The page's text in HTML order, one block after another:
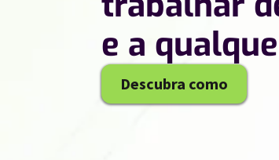
e a
Descubra como